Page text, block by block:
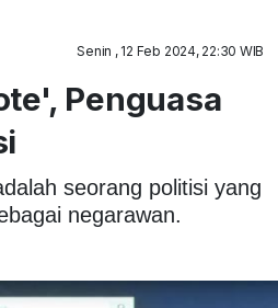
Senin , 12 Feb 2024, 22:30 WIB
Penguasa
seorang politisi yang
negarawan.